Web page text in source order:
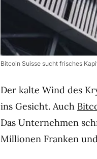
Bitcoin Suisse sucht frisches
Der kalte Wind des
ins Gesicht. Auch
Das Unternehmen
Millionen Franken